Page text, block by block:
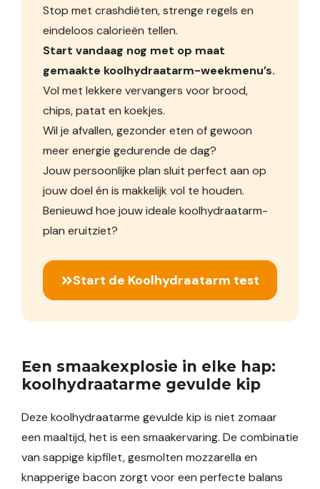
Stop met crashdiëten, strenge regels en
eindeloos calorieën tellen.
Start vandaag nog met op maat
gemaakte koolhydraatarm-weekmenu’s.
Vol met lekkere vervangers voor brood,
chips, patat en koekjes.
Wil je afvallen, gezonder eten of gewoon
meer energie gedurende de dag?
Jouw persoonlijke plan sluit perfect aan op
jouw doel én is makkelijk vol te houden.
Benieuwd hoe jouw ideale koolhydraatarm-
plan eruitziet?
Start de Koolhydraatarm test
Een smaakexplosie in elke hap:
koolhydraatarme gevulde kip
Deze koolhydraatarme gevulde kip is niet zomaar
een maaltijd, het is een smaakervaring. De combinatie
van sappige kipfilet, gesmolten mozzarella en
knapperige bacon zorgt voor een perfecte balans